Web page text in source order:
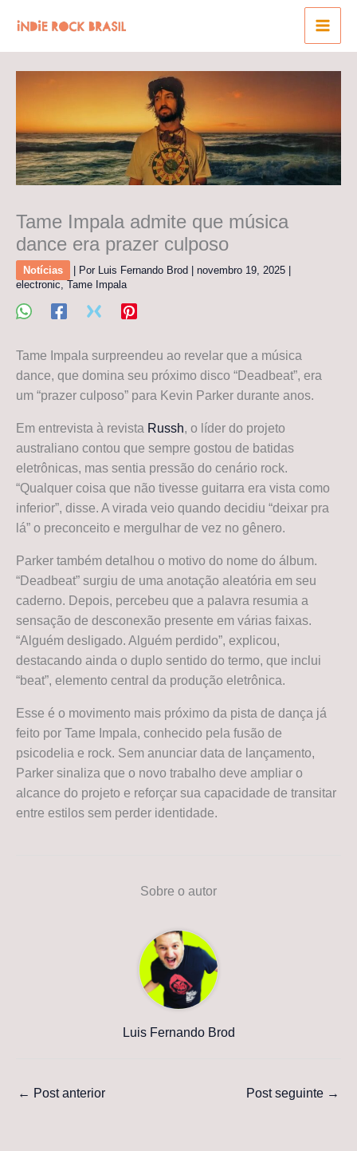
para
o
conteúdo
Tame Impala admite que música
dance era prazer culposo
Notícias | Por Luis Fernando Brod novembro 19, 2025
electronic Tame Impala
Tame Impala surpreendeu ao revelar que a música
dance, que domina seu próximo disco “Deadbeat”, era
um “prazer culposo” para Kevin Parker durante anos.
Em entrevista à revista Russh, o líder do projeto
australiano contou que sempre gostou de batidas
eletrônicas, mas sentia pressão do cenário rock.
“Qualquer coisa que não tivesse guitarra era vista como
inferior”, disse. A virada veio quando decidiu “deixar pra
lá” o preconceito e mergulhar de vez no gênero.
Parker também detalhou o motivo do nome do álbum.
“Deadbeat” surgiu de uma anotação aleatória em seu
caderno. Depois, percebeu que a palavra resumia a
sensação de desconexão presente em várias faixas.
“Alguém desligado. Alguém perdido”, explicou,
destacando ainda o duplo sentido do termo, que inclui
“beat”, elemento central da produção eletrônica.
Esse é o movimento mais próximo da pista de dança já
feito por Tame Impala, conhecido pela fusão de
psicodelia e rock. Sem anunciar data de lançamento,
Parker sinaliza que o novo trabalho deve ampliar o
alcance do projeto e reforçar sua capacidade de transitar
entre estilos sem perder identidade.
Sobre o autor
Luis Fernando Brod
← Post anterior Post seguinte →